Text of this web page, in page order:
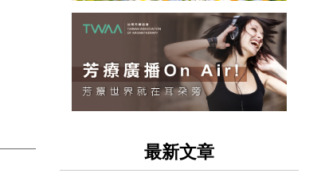
最新文章